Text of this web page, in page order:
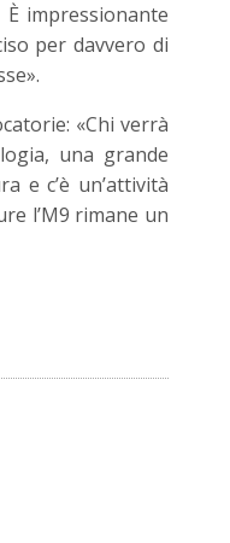
impressionante
per davvero di
«Chi verrà
una grande
e c’è un’attività
l’M9 rimane un